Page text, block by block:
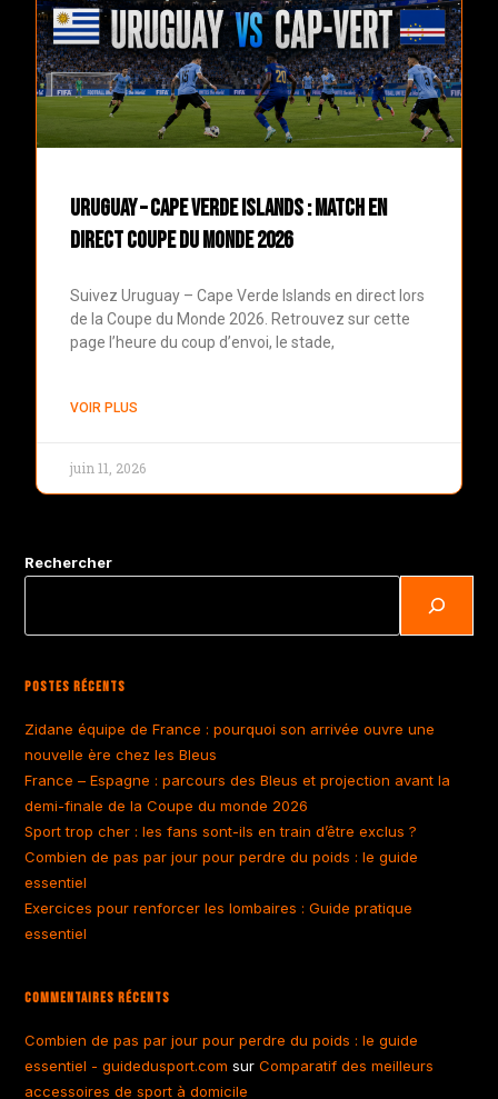
Uruguay – Cape Verde Islands : match en
direct Coupe du Monde 2026
Suivez Uruguay – Cape Verde Islands en direct lors
de la Coupe du Monde 2026. Retrouvez sur cette
page l’heure du coup d’envoi, le stade,
VOIR PLUS
juin 11, 2026
Rechercher
Postes Récents
Zidane équipe de France : pourquoi son arrivée ouvre une
nouvelle ère chez les Bleus
France – Espagne : parcours des Bleus et projection avant la
demi-finale de la Coupe du monde 2026
Sport trop cher : les fans sont-ils en train d’être exclus ?
Combien de pas par jour pour perdre du poids : le guide
essentiel
Exercices pour renforcer les lombaires : Guide pratique
essentiel
Commentaires Récents
Combien de pas par jour pour perdre du poids : le guide
essentiel - guidedusport.com surComparatif des meilleurs
accessoires de sport à domicile